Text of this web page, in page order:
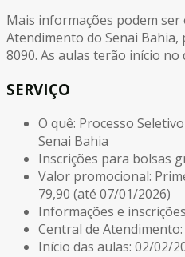
Mais informações podem
Atendimento do Senai Bahia,
8090. As aulas terão início no
SERVIÇO
O quê: Processo
Senai Bahia
Inscrições para bolsas
Valor promocional:
79,90 (até 07/01/2026)
Informações e
Central de Atendimento:
Início das aulas: 02/02/